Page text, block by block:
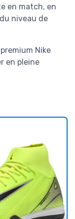
en match, en
niveau de